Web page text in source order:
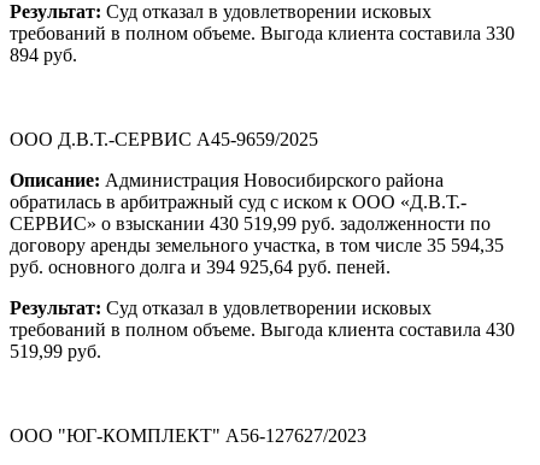
Результат: Суд отказал в удовлетворении исковых
требований в полном объеме. Выгода клиента составила 330
894 руб.
ООО Д.В.Т.-СЕРВИС А45-9659/2025
Описание: Администрация Новосибирского района
обратилась в арбитражный суд с иском к ООО «Д.В.Т.-
СЕРВИС» о взыскании 430 519,99 руб. задолженности по
договору аренды земельного участка, в том числе 35 594,35
руб. основного долга и 394 925,64 руб. пеней.
Результат: Суд отказал в удовлетворении исковых
требований в полном объеме. Выгода клиента составила 430
519,99 руб.
ООО "ЮГ-КОМПЛЕКТ" А56-127627/2023